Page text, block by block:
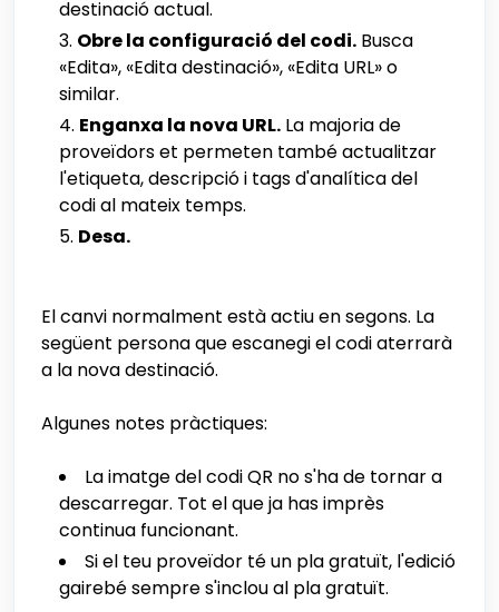
destinació actual.
Obre la configuració del codi. Busca
«Edita», «Edita destinació», «Edita URL» o
similar.
Enganxa la nova URL. La majoria de
proveïdors et permeten també actualitzar
l'etiqueta, descripció i tags d'analítica del
codi al mateix temps.
Desa.
El canvi normalment està actiu en segons. La
següent persona que escanegi el codi aterrarà
a la nova destinació.
Algunes notes pràctiques:
La imatge del codi QR no s'ha de tornar a
descarregar. Tot el que ja has imprès
continua funcionant.
Si el teu proveïdor té un pla gratuït, l'edició
gairebé sempre s'inclou al pla gratuït.